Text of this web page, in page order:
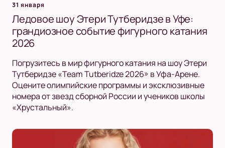
31 января
Ледовое шоу Этери Тутберидзе в Уфе:
грандиозное событие фигурного катания
2026
Погрузитесь в мир фигурного катания на шоу Этери
Тутберидзе «Team Tutberidze 2026» в Уфа-Арене.
Оцените олимпийские программы и эксклюзивные
номера от звезд сборной России и учеников школы
«Хрустальный».